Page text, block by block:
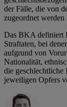
der Fälle, die von
zugeordnet werden
Das BKA definiert
Straftaten, bei
aufgrund von
Nationalität,
die geschlechtliche
jeweiligen Opfers